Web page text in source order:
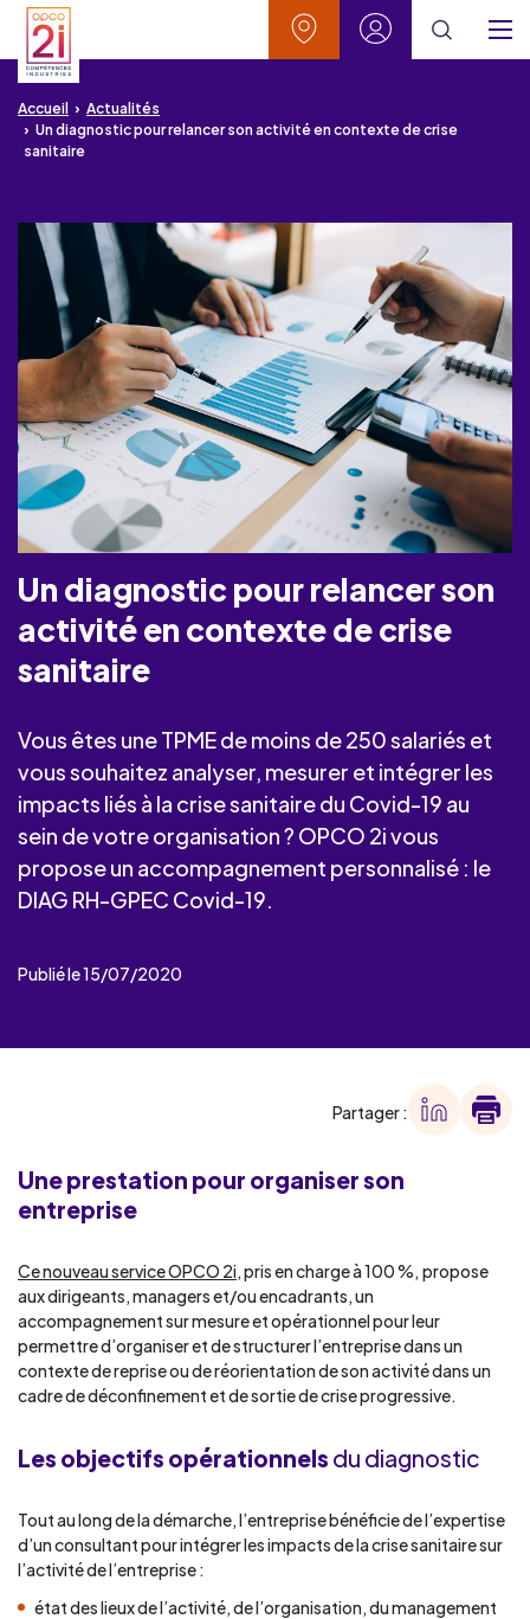
Aller au contenu
Aller à la recherche
Aller au menu
Aller au pied de page
Accueil
Actualités
Un diagnostic pour relancer son activité en contexte de crise
sanitaire
Un diagnostic pour relancer son
activité en contexte de crise
sanitaire
Vous êtes une TPME de moins de 250 salariés et
vous souhaitez analyser, mesurer et intégrer les
impacts liés à la crise sanitaire du Covid-19 au
sein de votre organisation ? OPCO 2i vous
propose un accompagnement personnalisé : le
DIAG RH-GPEC Covid-19.
Publié le 15/07/2020
Partager :
Une prestation pour organiser son
entreprise
Ce nouveau service OPCO 2i , pris en charge à 100 %, propose
aux dirigeants, managers et/ou encadrants, un
accompagnement sur mesure et opérationnel pour leur
permettre d’organiser et de structurer l’entreprise dans un
contexte de reprise ou de réorientation de son activité dans un
cadre de déconfinement et de sortie de crise progressive.
Les objectifs opérationnels du diagnostic
Tout au long de la démarche, l’entreprise bénéficie de l’expertise
d’un consultant pour intégrer les impacts de la crise sanitaire sur
l’activité de l’entreprise :
état des lieux de l’activité, de l’organisation, du management